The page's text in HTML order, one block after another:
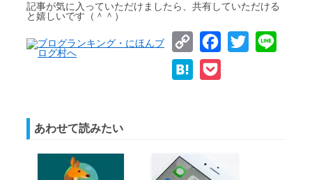
記事が気に入っていただけましたら、共有していただける
と嬉しいです（＾＾）
Copy
Link
Facebook
Twitter
Hatena
あわせて読みたい